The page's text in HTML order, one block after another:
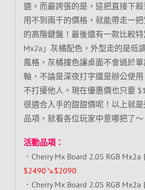
適。而最誇張的是，這把直接下
用不到兩千的價格，就能帶走一
的高階鍵盤！最後還有一款比較特
Mx2a」灰橘配色，外型走的是低
風格，灰橘撞色讓桌面不會過於
軸，不論是深夜打字還是辦公使
不打擾他人。現在優惠價也只要
很適合入手的甜甜價呢！以上就
品項，就看各位玩家中意哪把了～
活動品項：
．Cherry Mx Board 2.0S RGB
$2490↘$2090
．Cherry Mx Board 2.0S RGB